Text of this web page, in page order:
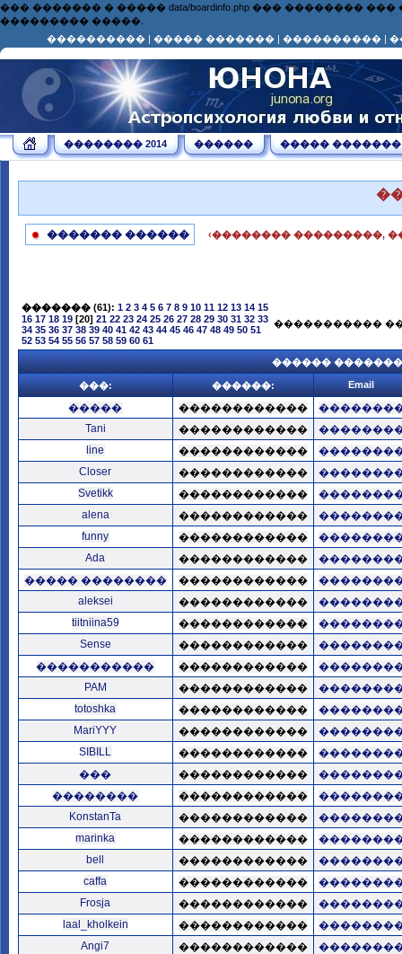
��� ������� � ����� data/boardinfo.php ���
��������� �����.
���������� | ����� ������� | ���������� |
�������� 2014 ������ ����� �������
������� ������ ‹�������� ���������,
������� (61): 1 2 3 4 5 6 7 8 9 10 11 12 13 14 15
16 17 18 19 [20] 21 22 23 24 25 26 27 28 29 30 31 32 33
34 35 36 37 38 39 40 41 42 43 44 45 46 47 48 49 50 51
52 53 54 55 56 57 58 59 60 61
�����������
������
���: ������: Email
����� ������������
Tani
������������
line
������������
Closer
������������
Svetikk
������������
alena
������������
funny
������������
Ada
������������
����� ��������
������������
aleksei
������������
tiitniina59
������������
Sense
������������
�����������
������������
PAM
������������
totoshka
������������
MariYYY
������������
SIBILL
������������
���
������������
��������
������������
KonstanTa
������������
marinka
������������
bell
������������
caffa
������������
Frosja
������������
laal_kholkein
������������
Angi7
������������